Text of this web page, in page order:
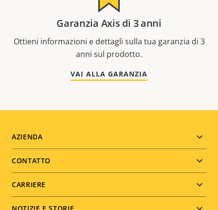
Garanzia Axis di 3 anni
Ottieni informazioni e dettagli sulla tua garanzia di 3
anni sul prodotto.
VAI ALLA GARANZIA
Footer
menu
AZIENDA
CONTATTO
CARRIERE